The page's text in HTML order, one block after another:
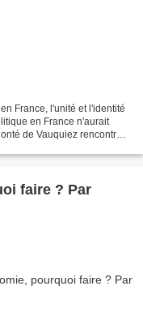
France, l'unité et l'identité
en France n'aurait
de Vauquiez rencontre
faire ? Par